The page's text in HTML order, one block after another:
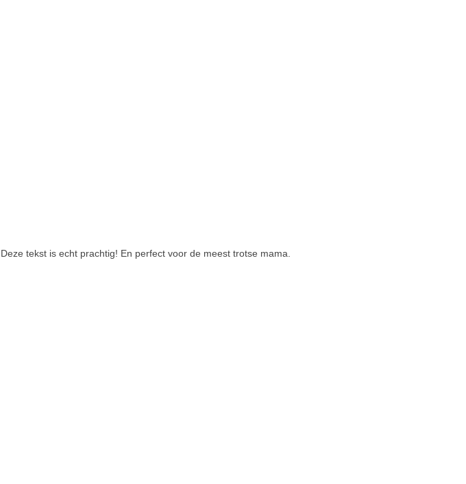
. Deze tekst is echt prachtig! En perfect voor de meest trotse mama.